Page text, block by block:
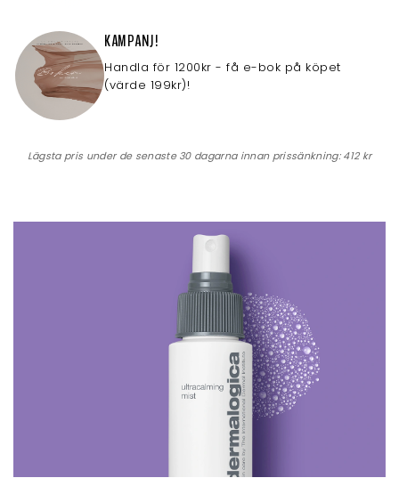
KAMPANJ!
Handla för 1200kr - få e-bok på köpet
(värde 199kr)!
Lägsta pris under de senaste 30 dagarna innan prissänkning:412 kr